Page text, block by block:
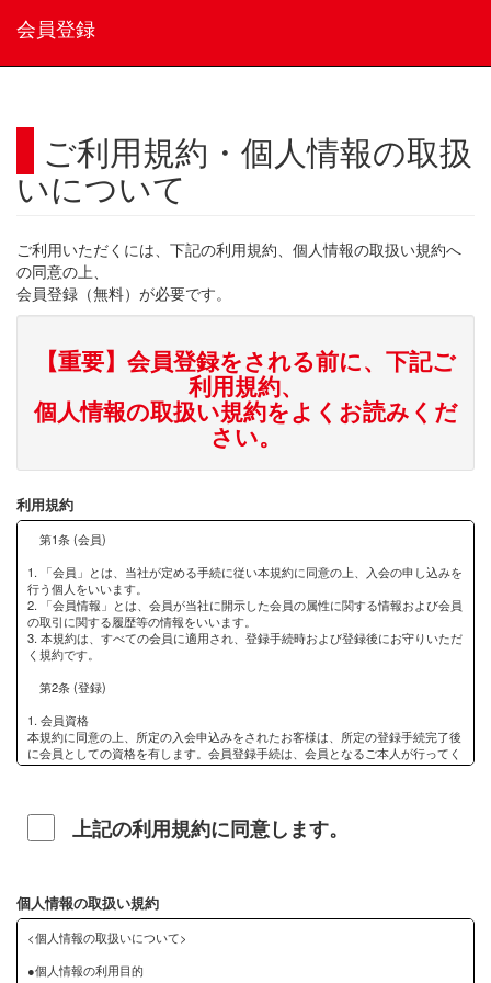
会員登録
ご利用規約・個人情報の取扱
いについて
ご利用いただくには、下記の利用規約、個人情報の取扱い規約へ
の同意の上、
会員登録（無料）が必要です。
【重要】会員登録をされる前に、下記ご
利用規約、
個人情報の取扱い規約をよくお読みくだ
さい。
利用規約
上記の利用規約に同意します。
個人情報の取扱い規約